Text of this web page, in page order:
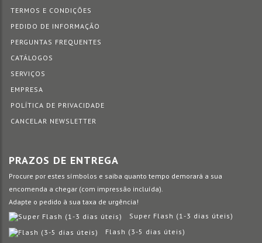
TERMOS E CONDIÇÕES
PEDIDO DE INFORMAÇÃO
PERGUNTAS FREQUENTES
CATÁLOGOS
SERVIÇOS
EMPRESA
POLÍTICA DE PRIVACIDADE
CANCELAR NEWSLETTER
PRAZOS DE ENTREGA
Procure por estes símbolos e saiba quanto tempo demorará a sua
encomenda a chegar (com impressão incluída).
Adapte o pedido à sua taxa de urgência!
Super Flash (1-3 dias úteis)
Flash (3-5 dias úteis)